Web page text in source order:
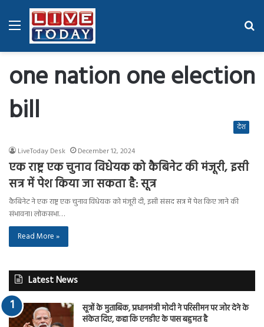
Menu
one nation one election
bill
देश
LiveToday Desk December 12, 2024
एक राष्ट्र एक चुनाव विधेयक को कैबिनेट की मंजूरी, इसी
सत्र में पेश किया जा सकता है: सूत्र
कैबिनेट ने एक राष्ट्र एक चुनाव विधेयक को मंजूरी दी, इसी संसद सत्र में पेश किए जाने की
संभावना। लोकसभा…
Read More »
Latest News
सूत्रों के मुताबिक, प्रधानमंत्री मोदी ने परिसीमन पर जोर देने के
संकेत दिए, कहा कि एनडीए के पास बहुमत है